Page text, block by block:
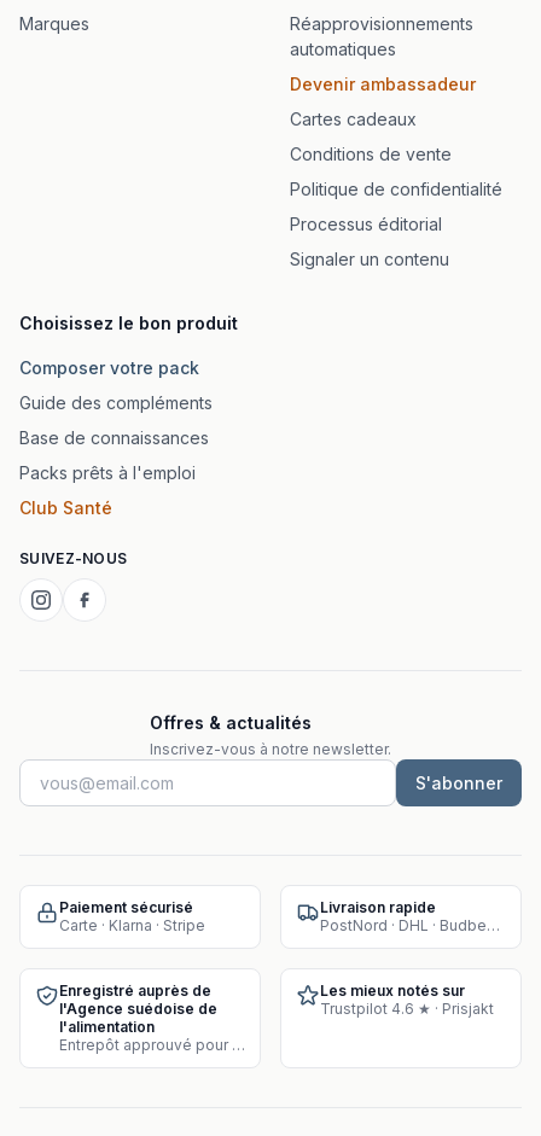
Marques
Réapprovisionnements
automatiques
Devenir ambassadeur
Cartes cadeaux
Conditions de vente
Politique de confidentialité
Processus éditorial
Signaler un contenu
Choisissez le bon produit
Composer votre pack
Guide des compléments
Base de connaissances
Packs prêts à l'emploi
Club Santé
SUIVEZ-NOUS
Offres & actualités
Inscrivez-vous à notre newsletter.
S'abonner
Paiement sécurisé
Carte · Klarna · Stripe
Livraison rapide
PostNord · DHL · Budbee · Instabox
Enregistré auprès de
l'Agence suédoise de
l'alimentation
Entrepôt approuvé pour la vente de compléments
Les mieux notés sur
Trustpilot 4.6 ★ · Prisjakt